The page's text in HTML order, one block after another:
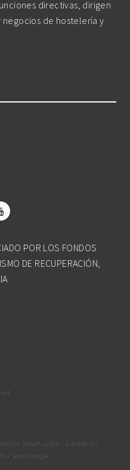
directivas, dirigen
de hostelería y
POR LOS FONDOS
DE RECUPERACIÓN,
Reservados - Gastrouni
Real People